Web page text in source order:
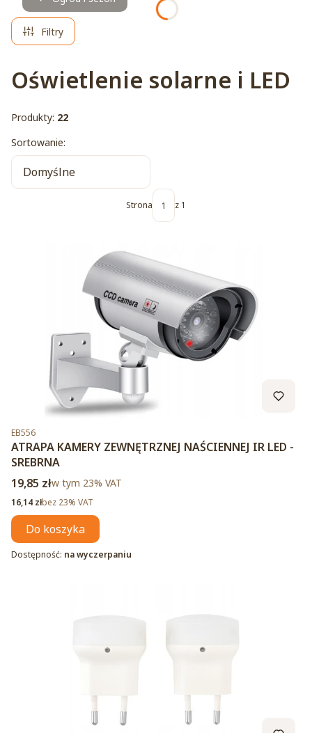
Filtry
Oświetlenie solarne i LED
Produkty: 22
Lista produktów
Sortowanie:
Domyślne
Strona z 1
Kod produktu
EB556
ATRAPA KAMERY ZEWNĘTRZNEJ NAŚCIENNEJ IR LED -
SREBRNA
Cena brutto
19,85 złw tym %s VAT
w tym 23% VAT
Cena netto
16,14 złbez 23% VAT
Do koszyka
Dostępność: na wyczerpaniu